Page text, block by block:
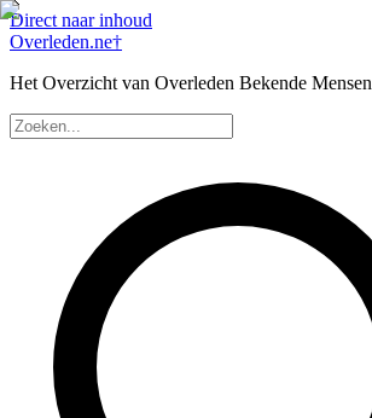
Direct naar inhoud
Overleden.ne†
Het Overzicht van Overleden Bekende Mensen